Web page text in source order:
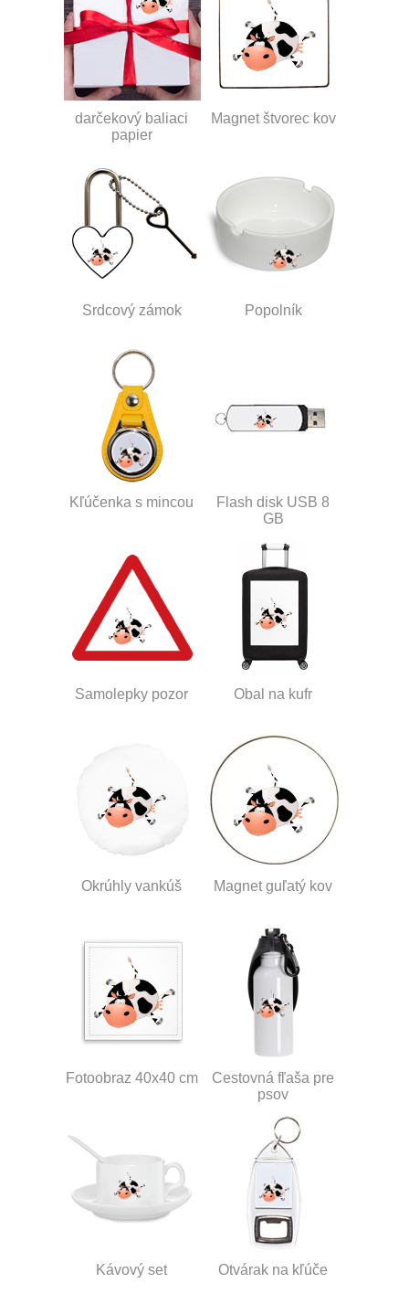
darčekový baliaci
papier
Magnet štvorec kov
Srdcový zámok Popolník
Kľúčenka s mincou
Flash disk USB 8
GB
Samolepky pozor Obal na kufr
Okrúhly vankúš Magnet guľatý kov
Fotoobraz 40x40 cm
Cestovná fľaša pre
psov
Kávový set Otvárak na kľúče